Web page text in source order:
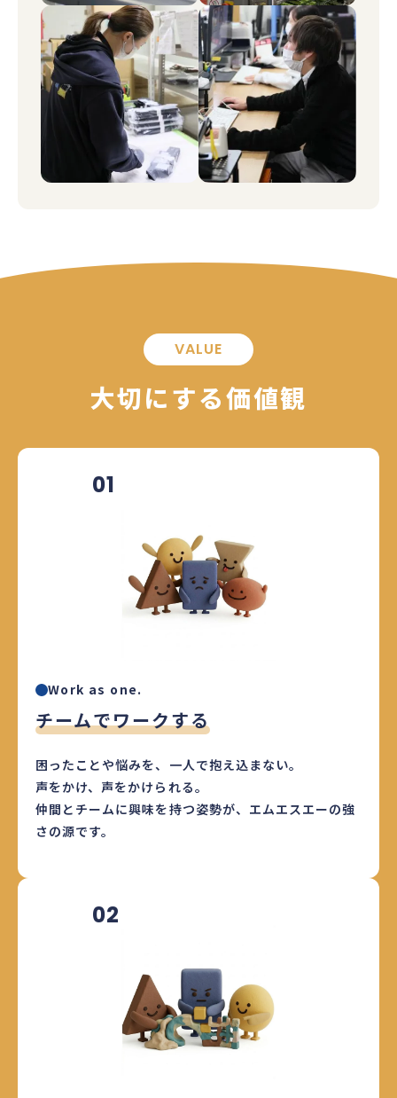
VALUE
大切にする価値観
01
Work as one.
チームでワークする
困ったことや悩みを、一人で抱え込まない。
声をかけ、声をかけられる。
仲間とチームに興味を持つ姿勢が、エムエスエーの強
さの源です。
02